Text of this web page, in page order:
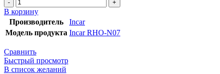
В корзину
Производитель
Incar
Модель продукта Incar RHO-N07
Сравнить
Быстрый просмотр
В список желаний